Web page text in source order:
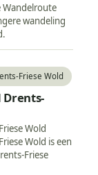
wandeling
Friese Wold
Wold
Wold is een
Friese